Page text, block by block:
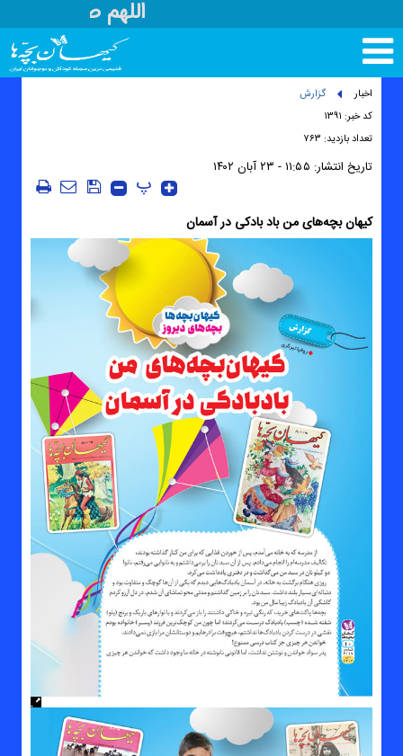
اللهم صل علی
تغییر
وضعیت
منوی
سرویس
اخبار
گزارش
کد خبر: ۱۳۹۱
تعداد بازدید: ۷۶۳
تاریخ انتشار: ۱۱:۵۵ - ۲۳ آبان ۱۴۰۲
پ
کیهان بچه‌های من باد بادکی در آسمان